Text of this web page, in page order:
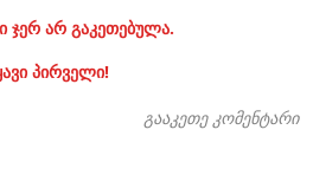
ჯერ არ გაკეთებულა.
პირველი!
გააკეთე კომენტარი